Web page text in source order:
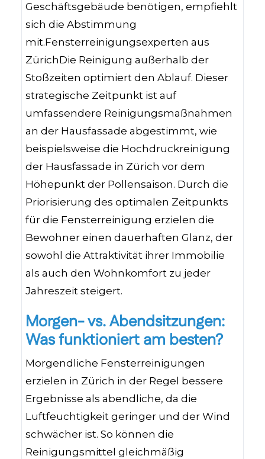
Geschäftsgebäude benötigen, empfiehlt
sich die Abstimmung
mit.Fensterreinigungsexperten aus
ZürichDie Reinigung außerhalb der
Stoßzeiten optimiert den Ablauf. Dieser
strategische Zeitpunkt ist auf
umfassendere Reinigungsmaßnahmen
an der Hausfassade abgestimmt, wie
beispielsweise die Hochdruckreinigung
der Hausfassade in Zürich vor dem
Höhepunkt der Pollensaison. Durch die
Priorisierung des optimalen Zeitpunkts
für die Fensterreinigung erzielen die
Bewohner einen dauerhaften Glanz, der
sowohl die Attraktivität ihrer Immobilie
als auch den Wohnkomfort zu jeder
Jahreszeit steigert.
Morgen- vs. Abendsitzungen:
Was funktioniert am besten?
Morgendliche Fensterreinigungen
erzielen in Zürich in der Regel bessere
Ergebnisse als abendliche, da die
Luftfeuchtigkeit geringer und der Wind
schwächer ist. So können die
Reinigungsmittel gleichmäßig